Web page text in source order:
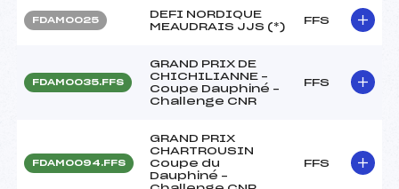
FDAM0025
DEFI NORDIQUE
MEAUDRAIS JJS (*)
FFS
FDAM0035.FFS
GRAND PRIX DE
CHICHILIANNE –
Coupe Dauphiné –
Challenge CNR
FFS
FDAM0094.FFS
GRAND PRIX
CHARTROUSIN
Coupe du
Dauphiné –
FFS